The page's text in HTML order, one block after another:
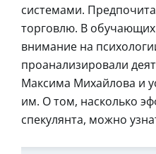
системами.
торговлю. В обучающих
внимание на
проанализировали
Максима Михайлова и
им. О том, насколько
спекулянта, можно